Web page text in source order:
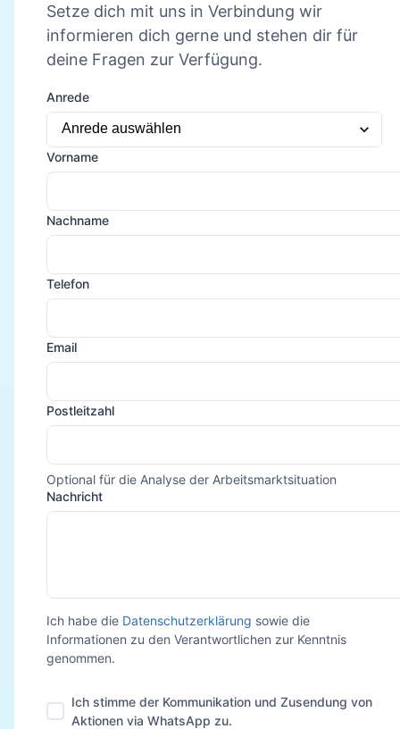
Setze dich mit uns in Verbindung wir
informieren dich gerne und stehen dir für
deine Fragen zur Verfügung.
Anrede
Vorname
Nachname
Telefon
Email
Postleitzahl
Optional für die Analyse der Arbeitsmarktsituation
Nachricht
Ich habe die Datenschutzerklärung sowie die
Informationen zu den Verantwortlichen zur Kenntnis
genommen.
Ich stimme der Kommunikation und Zusendung von
Aktionen via WhatsApp zu.